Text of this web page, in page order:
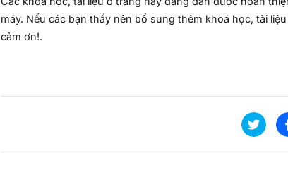
máy. Nếu các bạn thấy nên bổ sung thêm khoá học, tài
cảm ơn!.